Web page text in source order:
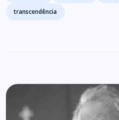
transcendência